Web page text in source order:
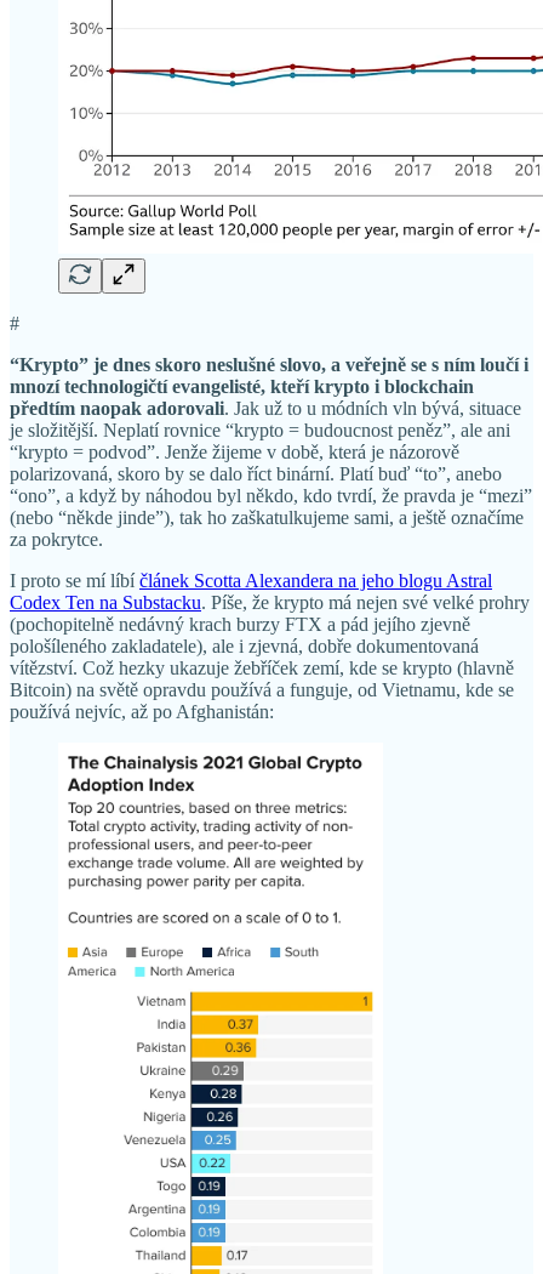
#
“Krypto” je dnes skoro neslušné slovo, a veřejně se s ním loučí i
mnozí technologičtí evangelisté, kteří krypto i blockchain
předtím naopak adorovali. Jak už to u módních vln bývá, situace
je složitější. Neplatí rovnice “krypto = budoucnost peněz”, ale ani
“krypto = podvod”. Jenže žijeme v době, která je názorově
polarizovaná, skoro by se dalo říct binární. Platí buď “to”, anebo
“ono”, a když by náhodou byl někdo, kdo tvrdí, že pravda je “mezi”
(nebo “někde jinde”), tak ho zaškatulkujeme sami, a ještě označíme
za pokrytce.
I proto se mí líbíčlánek Scotta Alexandera na jeho blogu Astral
Codex Ten na Substacku. Píše, že krypto má nejen své velké prohry
(pochopitelně nedávný krach burzy FTX a pád jejího zjevně
pološíleného zakladatele), ale i zjevná, dobře dokumentovaná
vítězství. Což hezky ukazuje žebříček zemí, kde se krypto (hlavně
Bitcoin) na světě opravdu používá a funguje, od Vietnamu, kde se
používá nejvíc, až po Afghanistán: